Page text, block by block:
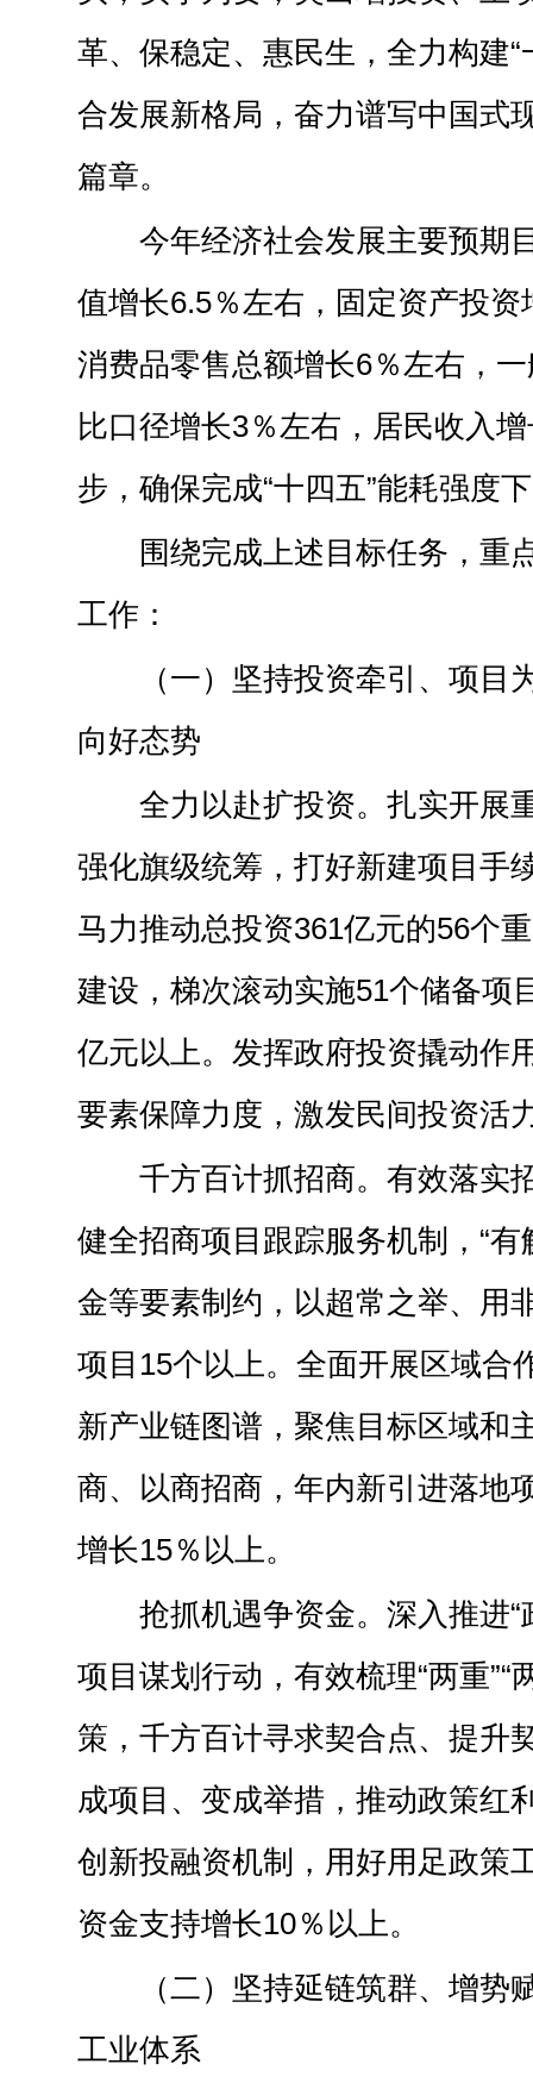
革、保稳定、惠民生，全力构建“
合发展新格局，奋力谱写中国式
篇章。
今年经济社会发展主要预期
值增长6.5％左右，固定资产投
消费品零售总额增长6％左右，
比口径增长3％左右，居民收入
步，确保完成“十四五”能耗强度
围绕完成上述目标任务，重
工作：
（一）坚持投资牵引、项目
向好态势
全力以赴扩投资。扎实开展
强化旗级统筹，打好新建项目手
马力推动总投资361亿元的56个
建设，梯次滚动实施51个储备项
亿元以上。发挥政府投资撬动作
要素保障力度，激发民间投资活
千方百计抓招商。有效落实
健全招商项目跟踪服务机制，“有
金等要素制约，以超常之举、用
项目15个以上。全面开展区域合
新产业链图谱，聚焦目标区域和
商、以商招商，年内新引进落地
增长15％以上。
抢抓机遇争资金。深入推进
项目谋划行动，有效梳理“两重”“
策，千方百计寻求契合点、提升
成项目、变成举措，推动政策红
创新投融资机制，用好用足政策
资金支持增长10％以上。
（二）坚持延链筑群、增势
工业体系